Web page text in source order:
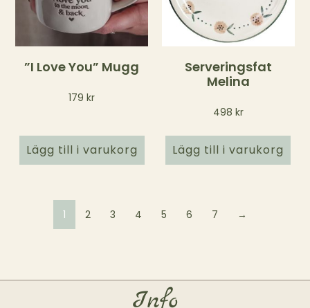
”I Love You” Mugg
179kr
Lägg till i varukorg
Serveringsfat
Melina
498 kr
Lägg till i varukorg
1 2 3 4 5 6 7 →
Info